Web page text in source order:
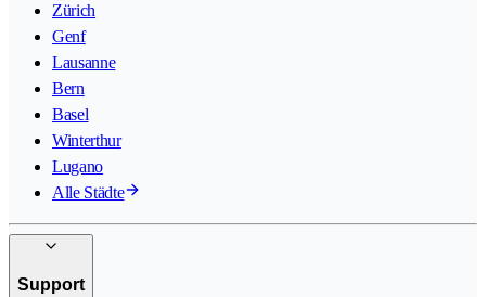
Zürich
Genf
Lausanne
Bern
Basel
Winterthur
Lugano
Alle Städte
Support